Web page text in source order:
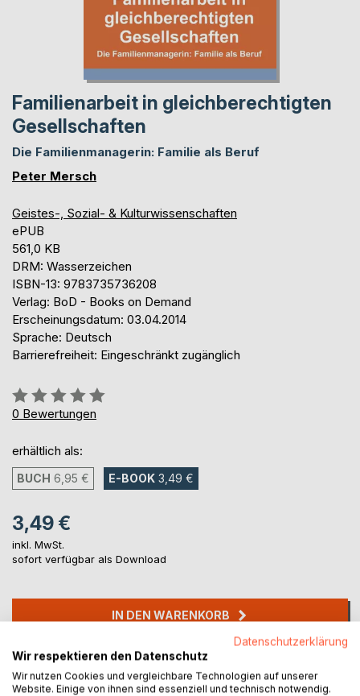
Familienarbeit in gleichberechtigten
Gesellschaften
Die Familienmanagerin: Familie als Beruf
Peter Mersch
Geistes-, Sozial- & Kulturwissenschaften
ePUB
561,0 KB
DRM: Wasserzeichen
ISBN-13: 9783735736208
Verlag: BoD - Books on Demand
Erscheinungsdatum: 03.04.2014
Sprache: Deutsch
Barrierefreiheit: Eingeschränkt zugänglich
Bewertung::
0%
0 Bewertungen
erhältlich als:
BUCH 6,95 € E-BOOK 3,49 €
3,49 €
inkl. MwSt.
sofort verfügbar als Download
IN DEN WARENKORB
Auf die Merkliste
Titel bewerten
Datenschutzerklärung
Wir respektieren den Datenschutz
Wir nutzen Cookies und vergleichbare Technologien auf unserer
Website. Einige von ihnen sind essenziell und technisch notwendig.